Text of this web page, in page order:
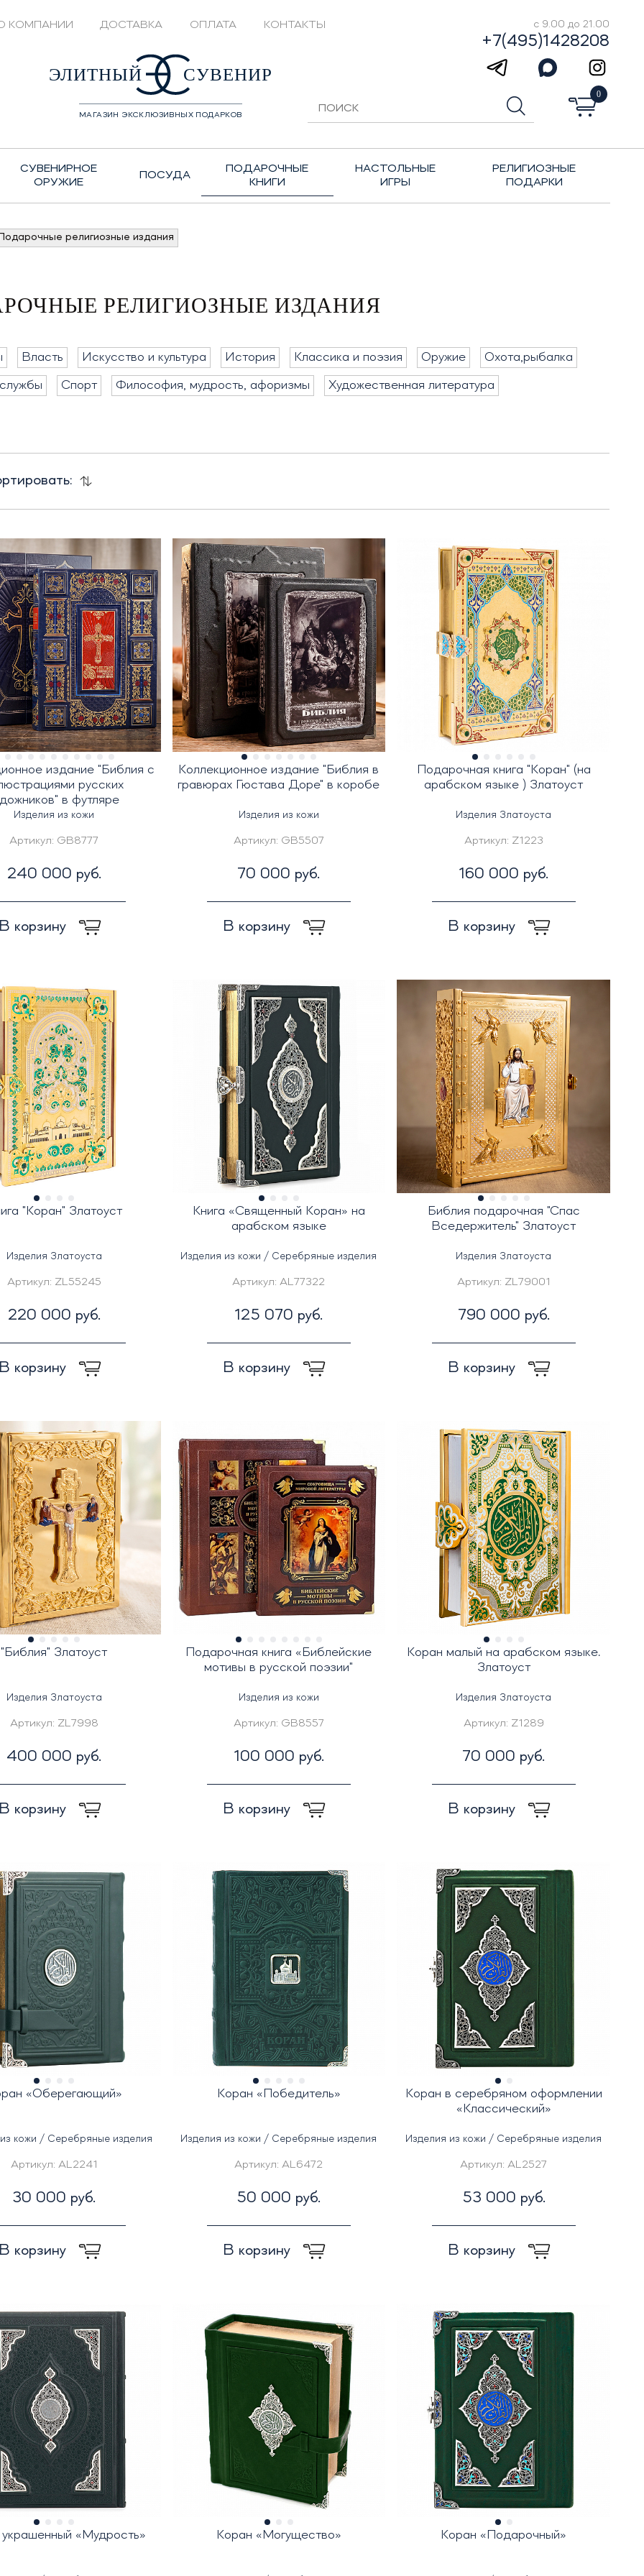
КОМПАНИИ ДОСТАВКА ОПЛАТА КОНТАКТЫ с 9.00 до 21.00
+7(495)1428208
ЭЛИТНЫЙ СУВЕНИР
МАГАЗИН ЭКСКЛЮЗИВНЫХ ПОДАРКОВ
0
СУВЕНИРНОЕ
ОРУЖИЕ
ПОСУДА
ПОДАРОЧНЫЕ
КНИГИ
НАСТОЛЬНЫЕ
ИГРЫ
РЕЛИГИОЗНЫЕ
ПОДАРКИ
религиозные издания
РЕЛИГИОЗНЫЕ ИЗДАНИЯ
Власть Искусство и культура История Классика и поэзия Оружие Охота,рыбалка
Спорт Философия, мудрость, афоризмы Художественная литература
издание "Библия с
русских
в футляре
Изделия из кожи
Артикул: GB8777
240 000 руб.
В корзину
Коллекционное издание "Библия в
гравюрах Гюстава Доре" в коробе
Изделия из кожи
Артикул: GB5507
70 000 руб.
В корзину
Подарочная книга "Коран" (на
арабском языке ) Златоуст
Изделия Златоуста
Артикул: Z1223
160 000 руб.
В корзину
"Коран" Златоуст
Изделия Златоуста
Артикул: ZL55245
220 000 руб.
В корзину
Книга «Священный Коран» на
арабском языке
Изделия из кожи / Серебряные изделия
Артикул:AL77322
125 070 руб.
В корзину
Библия подарочная "Спас
Вседержитель" Златоуст
Изделия Златоуста
Артикул: ZL79001
790 000 руб.
В корзину
"Библия" Златоуст
Изделия Златоуста
Артикул: ZL7998
400 000 руб.
В корзину
Подарочная книга «Библейские
мотивы в русской поэзии"
Изделия из кожи
Артикул: GB8557
100 000 руб.
В корзину
Коран малый на арабском языке.
Златоуст
Изделия Златоуста
Артикул: Z1289
70 000 руб.
В корзину
«Оберегающий»
кожи / Серебряные изделия
Артикул: AL2241
30 000 руб.
В корзину
Коран «Победитель»
Изделия из кожи / Серебряные изделия
Артикул:AL6472
50 000 руб.
В корзину
Коран в серебряном оформлении
«Классический»
Изделия из кожи / Серебряные изделия
Артикул:AL2527
53 000 руб.
В корзину
украшенный «Мудрость» Коран «Могущество» Коран «Подарочный»